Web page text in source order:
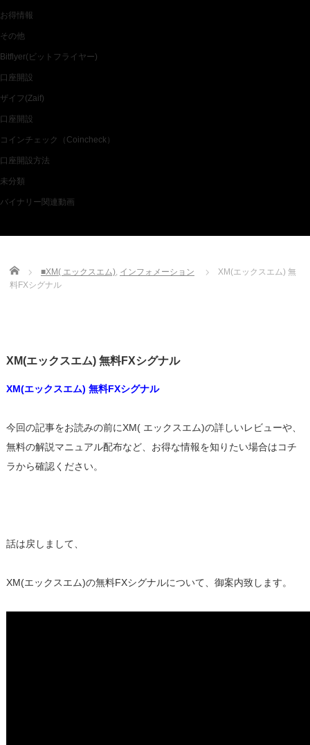
お得情報
その他
Bitflyer(ビットフライヤー)
口座開設
ザイフ(Zaif)
口座開設
コインチェック（Coincheck）
口座開設方法
未分類
バイナリー関連動画
Home ■XM( エックスエム), インフォメーション
XM(エックスエム) 無
料FXシグナル
XM(エックスエム) 無料FXシグナル
XM(エックスエム) 無料FXシグナル
今回の記事をお読みの前にXM( エックスエム)の詳しいレビューや、
無料の解説マニュアル配布など、お得な情報を知りたい場合はコチ
ラから確認ください。
話は戻しまして、
XM(エックスエム)の無料FXシグナルについて、御案内致します。